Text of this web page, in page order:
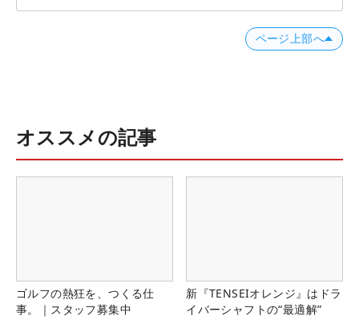
ページ上部へ
オススメの記事
ゴルフの熱狂を、つくる仕
事。｜スタッフ募集中
新『TENSEIオレンジ』はドラ
イバーシャフトの“最適解”